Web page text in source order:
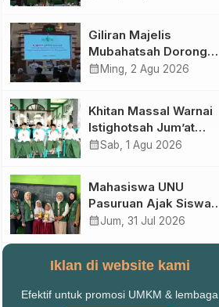
Abad Kedua
Giliran Majelis
Mubahatsah Dorong
Gagasan Pelembagaan
calendar_month Ming, 2 Agu 2026
Khitan Massal Warnai
Istighotsah Jum’at
Wage MWCNU
calendar_monthSab, 1 Agu 2026
Mahasiswa UNU
Pasuruan Ajak Siswa
SD Al Maksum
calendar_monthJum, 31 Jul 2026
Iklan di website kami
Efektif untuk promosi UMKM & lembaga